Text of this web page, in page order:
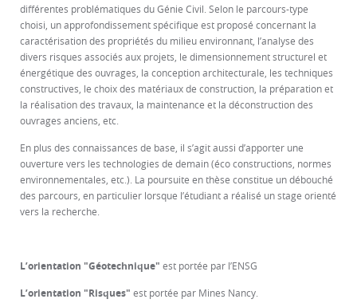
différentes problématiques du Génie Civil. Selon le parcours-type
choisi, un approfondissement spécifique est proposé concernant la
caractérisation des propriétés du milieu environnant, l’analyse des
divers risques associés aux projets, le dimensionnement structurel et
énergétique des ouvrages, la conception architecturale, les techniques
constructives, le choix des matériaux de construction, la préparation et
la réalisation des travaux, la maintenance et la déconstruction des
ouvrages anciens, etc.
En plus des connaissances de base, il s’agit aussi d’apporter une
ouverture vers les technologies de demain (éco constructions, normes
environnementales, etc.). La poursuite en thèse constitue un débouché
des parcours, en particulier lorsque l’étudiant a réalisé un stage orienté
vers la recherche.
L’orientation "Géotechnique" est portée par l’ENSG
L’orientation "Risques" est portée par Mines Nancy.